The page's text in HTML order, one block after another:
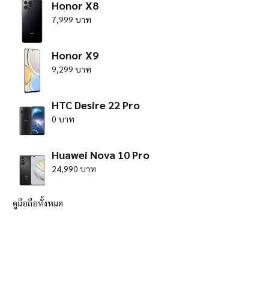
Honor X8
7,999 บาท
Honor X9
9,299 บาท
HTC Desire 22 Pro
0 บาท
Huawei Nova 10 Pro
24,990 บาท
ดูมือถือทั้งหมด